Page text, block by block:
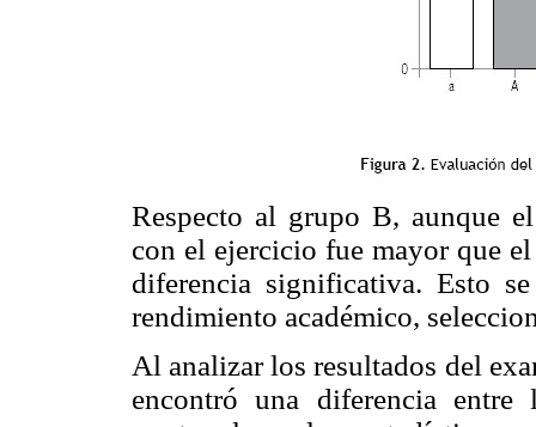
Respecto al grupo B, aunque
con el ejercicio fue mayor que
diferencia significativa. Esto
rendimiento académico,
Al analizar los resultados del
encontró una diferencia